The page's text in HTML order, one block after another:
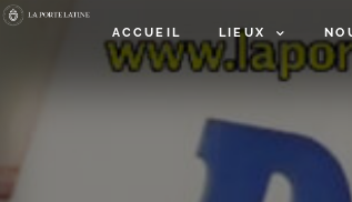
ACCUEIL LIEUX